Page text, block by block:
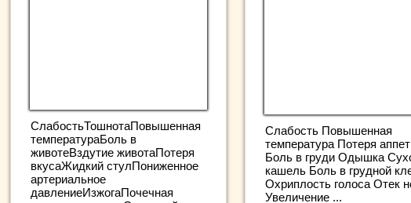
СлабостьТошнотаПовышенная
температураБоль в
животеВздутие животаПотеря
вкусаЖидкий стулПониженное
артериальное
давлениеИзжогаПочечная
Слабость Повышенная
температура Потеря
Боль в груди Одышка
кашель Боль в грудной
Охриплость голоса Отек
Увеличение ...